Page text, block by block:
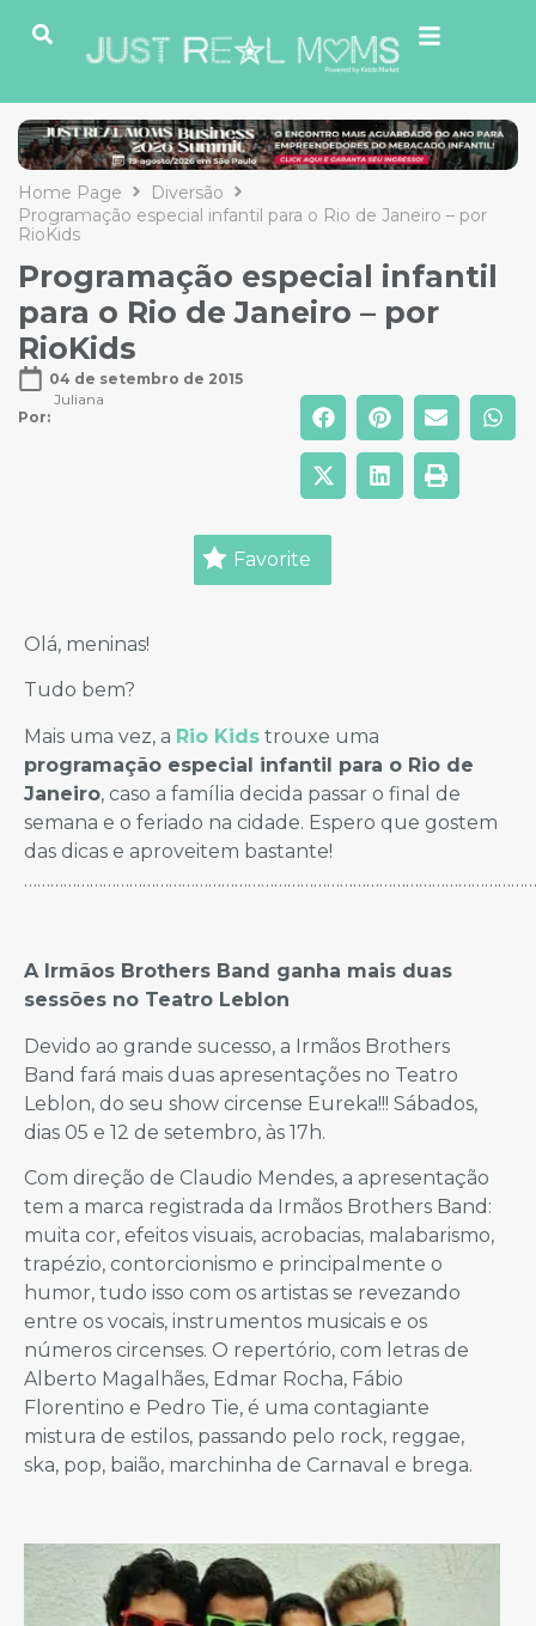
Home Page
Diversão
Programação especial infantil para o Rio de Janeiro – por
RioKids
Programação especial infantil
para o Rio de Janeiro – por
RioKids
04 de setembro de 2015
Por:
Juliana
Favorite
Olá, meninas!
Tudo bem?
Mais uma vez, a Rio Kids trouxe uma
programação especial infantil para o Rio de
Janeiro, caso a família decida passar o final de
semana e o feriado na cidade. Espero que gostem
das dicas e aproveitem bastante!
A Irmãos Brothers Band ganha mais duas
sessões no Teatro Leblon
Devido ao grande sucesso, a Irmãos Brothers
Band fará mais duas apresentações no Teatro
Leblon, do seu show circense Eureka!!! Sábados,
dias 05 e 12 de setembro, às 17h.
Com direção de Claudio Mendes, a apresentação
tem a marca registrada da Irmãos Brothers Band:
muita cor, efeitos visuais, acrobacias, malabarismo,
trapézio, contorcionismo e principalmente o
humor, tudo isso com os artistas se revezando
entre os vocais, instrumentos musicais e os
números circenses. O repertório, com letras de
Alberto Magalhães, Edmar Rocha, Fábio
Florentino e Pedro Tie, é uma contagiante
mistura de estilos, passando pelo rock, reggae,
ska, pop, baião, marchinha de Carnaval e brega.